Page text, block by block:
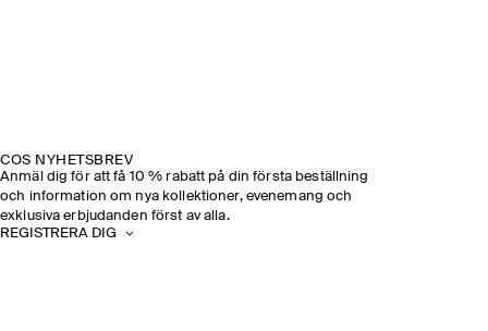
COS NYHETSBREV
Anmäl dig för att få 10 % rabatt på din första beställning
och information om nya kollektioner, evenemang och
exklusiva erbjudanden först av alla.
REGISTRERA DIG